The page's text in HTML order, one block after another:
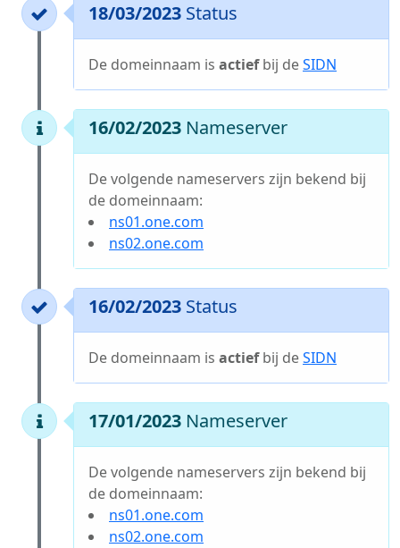
18/03/2023 Status
De domeinnaam is actiefbij deSIDN
16/02/2023 Nameserver
De volgende nameservers zijn bekend bij
de domeinnaam:
ns01.one.com
ns02.one.com
16/02/2023 Status
De domeinnaam is actiefbij deSIDN
17/01/2023 Nameserver
De volgende nameservers zijn bekend bij
de domeinnaam:
ns01.one.com
ns02.one.com